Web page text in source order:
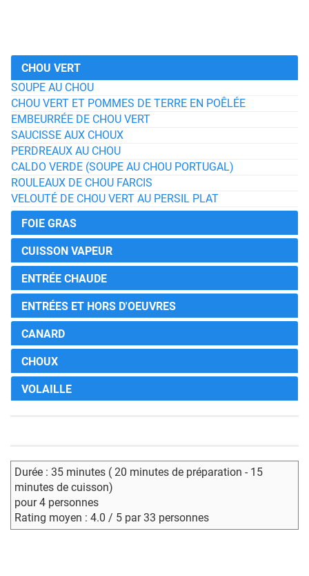
CHOU VERT
SOUPE AU CHOU
CHOU VERT ET POMMES DE TERRE EN POÊLÉE
EMBEURRÉE DE CHOU VERT
SAUCISSE AUX CHOUX
PERDREAUX AU CHOU
CALDO VERDE (SOUPE AU CHOU PORTUGAL)
ROULEAUX DE CHOU FARCIS
VELOUTÉ DE CHOU VERT AU PERSIL PLAT
FOIE GRAS
CUISSON VAPEUR
ENTRÉE CHAUDE
ENTRÉES ET HORS D'OEUVRES
CANARD
CHOUX
VOLAILLE
Durée : 35 minutes ( 20 minutes de préparation - 15
minutes de cuisson)
pour 4 personnes
Rating moyen : 4.0 / 5 par 33 personnes